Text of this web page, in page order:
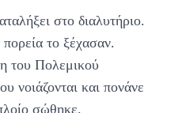
στο διαλυτήριο.
το ξέχασαν.
του Πολεμικού
νοιάζονται και πονάνε
σώθηκε.